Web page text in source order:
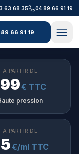
63 68 35 04 89 66 91 19
66 91 19
À PARTIR DE
€ TTC
pression
À PARTIR DE
€/ml TTC